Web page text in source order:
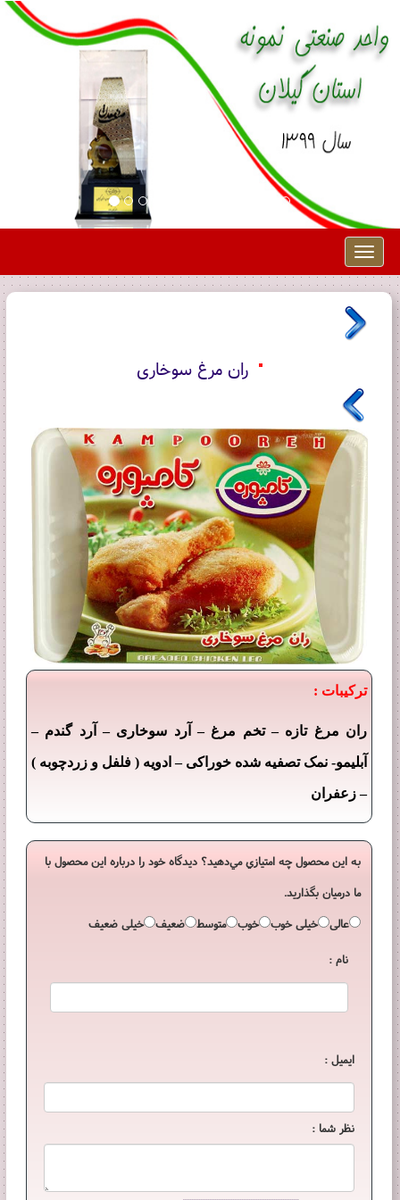
Toggle
navigation
ران مرغ سوخاری
ترکیبات :
ران مرغ تازه–تخم مرغ–آرد سوخاری–آرد گندم–
آبلیمو- نمک تصفیه شده خوراکی–ادویه ( فلفل و زردچوبه )
–زعفران
به اين محصول چه امتيازي مي‌دهيد؟ ديدگاه خود را درباره اين محصول با
ما درميان بگذاريد.
عالی
خیلی خوب خوب متوسط ضعیف
خیلی ضعیف
نام :
ایمیل :
نظر شما :